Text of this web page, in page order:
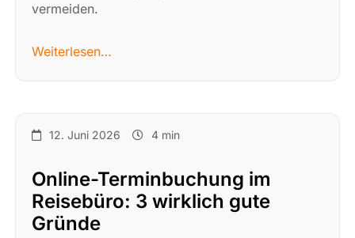
vermeiden.
Weiterlesen…
12. Juni 2026 4 min
Online-Terminbuchung im
Reisebüro: 3 wirklich gute
Gründe